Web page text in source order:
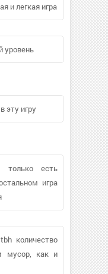
и легкая игра
уровень
эту игру
только есть
игра
количество
мусор, как и